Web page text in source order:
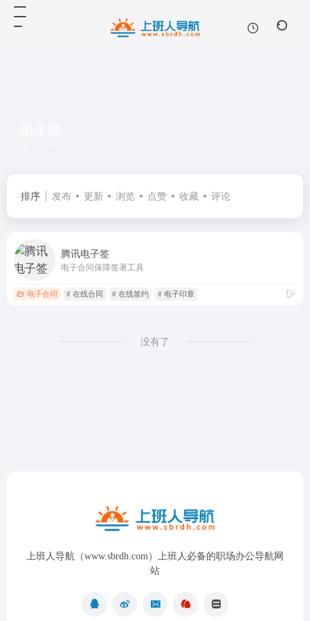
排序 发布 更新 浏览 点赞 收藏 评论
腾讯电子签
电子合同保障签署工具
电子合同 # 在线合同 # 在线签约 # 电子印章
没有了
上班人导航（www.sbrdh.com）上班人必备的职场办公导航网
站